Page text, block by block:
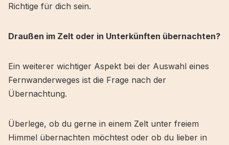
Richtige für dich sein.
Draußen im Zelt oder in Unterkünften übernachten?
Ein weiterer wichtiger Aspekt bei der Auswahl eines
Fernwanderweges ist die Frage nach der
Übernachtung.
Überlege, ob du gerne in einem Zelt unter freiem
Himmel übernachten möchtest oder ob du lieber in